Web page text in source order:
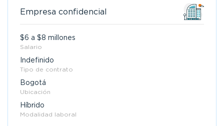
Empresa confidencial
$6 a $8 millones
Salario
Indefinido
Tipo de contrato
Bogotá
Ubicación
Híbrido
Modalidad laboral